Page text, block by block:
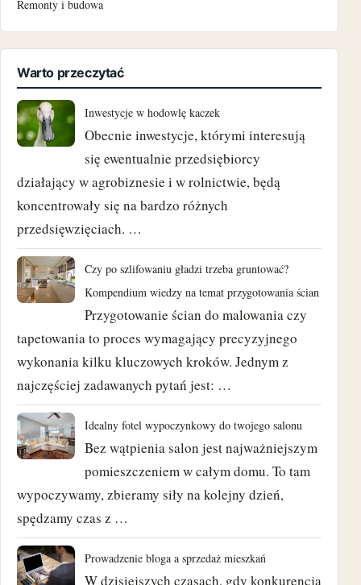
marzec 2023
wrzesień 2022
czerwiec 2022
maj 2022
kwiecień 2021
marzec 2021
luty 2021
grudzień 2020
wrzesień 2020
Remonty i budowa
Warto przeczytać
Inwestycje w hodowlę kaczek
Obecnie inwestycje, którymi interesują
się ewentualnie przedsiębiorcy
działający w agrobiznesie i w rolnictwie, będą
koncentrowały się na bardzo różnych
przedsięwzięciach. …
Czy po szlifowaniu gładzi trzeba gruntować?
Kompendium wiedzy na temat przygotowania ścian
Przygotowanie ścian do malowania czy
tapetowania to proces wymagający precyzyjnego
wykonania kilku kluczowych kroków. Jednym z
najczęściej zadawanych pytań jest: …
Idealny fotel wypoczynkowy do twojego salonu
Bez wątpienia salon jest najważniejszym
pomieszczeniem w całym domu. To tam
wypoczywamy, zbieramy siły na kolejny dzień,
spędzamy czas z …
Prowadzenie bloga a sprzedaż mieszkań
W dzisiejszych czasach, gdy konkurencja